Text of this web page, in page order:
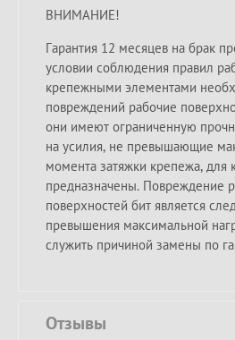
ВНИМАНИЕ!
Гарантия 12 месяцев на брак
условии соблюдения правил
крепежными элементами
повреждений рабочие
они имеют ограниченную
на усилия, не превышающие
момента затяжки крепежа, для
предназначены. Повреждение
поверхностей бит является
превышения максимальной
служить причиной замены по
Отзывы